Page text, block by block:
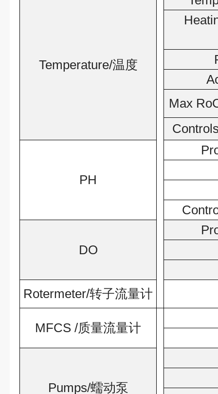
Temperature/温度
Max
PH
DO
Rotermeter/转子流量计
MFCS /质量流量计
Pumps/蠕动泵